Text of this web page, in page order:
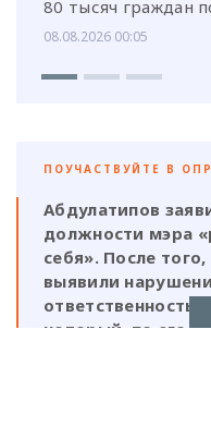
80 тысяч граждан
08.08.2026 00:05
ПОУЧАСТВУЙТЕ В
Абдулатипов
должности мэра
себя». После
выявили
ответственность
который, по его